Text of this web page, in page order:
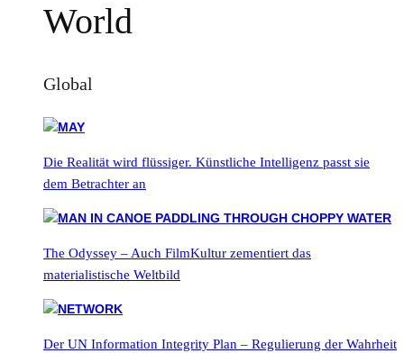
World
Global
Die Realität wird flüssiger. Künstliche Intelligenz passt sie
dem Betrachter an
The Odyssey – Auch FilmKultur zementiert das
materialistische Weltbild
Der UN Information Integrity Plan – Regulierung der Wahrheit